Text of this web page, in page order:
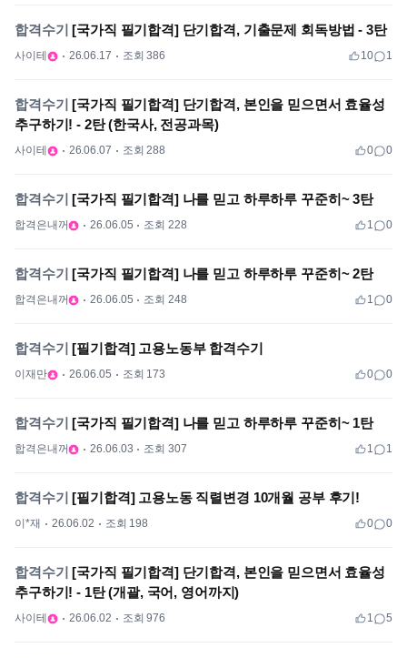
합격수기 [국가직 필기합격] 단기합격, 기출문제 회독방법 - 3탄
사이테 26.06.17 조회 386 10 1
합격수기 [국가직 필기합격] 단기합격, 본인을 믿으면서 효율성
추구하기! - 2탄 (한국사, 전공과목)
사이테 26.06.07 조회 288 0 0
합격수기 [국가직 필기합격] 나를 믿고 하루하루 꾸준히~ 3탄
합격은내꺼 26.06.05 조회 228 1 0
합격수기 [국가직 필기합격] 나를 믿고 하루하루 꾸준히~ 2탄
합격은내꺼 26.06.05 조회 248 1 0
합격수기 [필기합격] 고용노동부 합격수기
이재만 26.06.05 조회 173 0 0
합격수기 [국가직 필기합격] 나를 믿고 하루하루 꾸준히~ 1탄
합격은내꺼 26.06.03 조회 307 1 1
합격수기 [필기합격] 고용노동 직렬변경 10개월 공부 후기!
이*재 26.06.02 조회 198 0 0
합격수기 [국가직 필기합격] 단기합격, 본인을 믿으면서 효율성
추구하기! - 1탄 (개괄, 국어, 영어까지)
사이테 26.06.02 조회 976 1 5